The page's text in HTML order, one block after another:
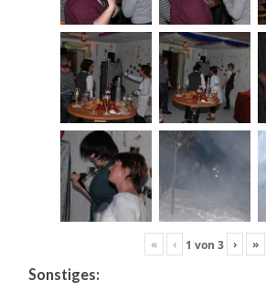
« ‹ 1 von 3 › »
Sonstiges: